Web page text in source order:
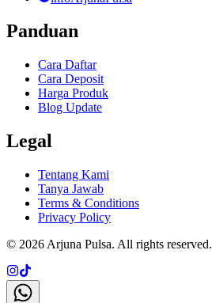
Panduan
Cara Daftar
Cara Deposit
Harga Produk
Blog Update
Legal
Tentang Kami
Tanya Jawab
Terms & Conditions
Privacy Policy
© 2026 Arjuna Pulsa. All rights reserved.